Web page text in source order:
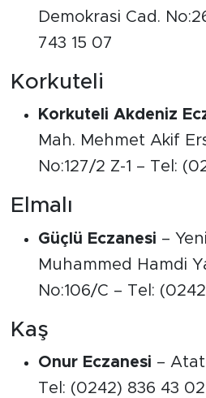
Demokrasi Cad.
743 15 07
Korkuteli
Korkuteli Akdeniz
Mah. Mehmet Akif
No:127/2 Z-1 – Tel:
Elmalı
Güçlü Eczanesi –
Muhammed Hamdi
No:106/C – Tel:
Kaş
Onur Eczanesi –
Tel: (0242) 836 43 02